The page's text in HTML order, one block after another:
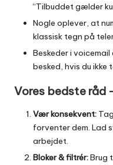
“Tilbuddet gælder
Nogle oplever, at
klassisk tegn på
Beskeder i
besked, hvis du ikke
Vores bedste råd
Vær konsekvent:
forventer dem. Lad
arbejdet.
Bloker & filtrér:Brug